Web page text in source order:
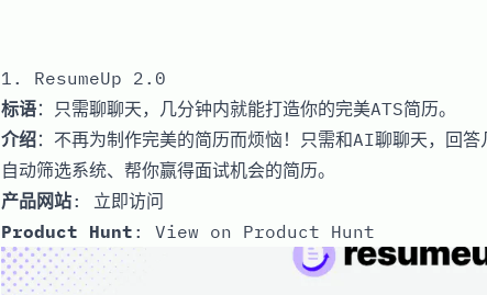
1. ResumeUp 2.0
标语：只需聊聊天，几分钟内就能打造你的完美ATS简历。
介绍：不再为制作完美的简历而烦恼！只需和AI聊聊天，回
自动筛选系统、帮你赢得面试机会的简历。
产品网站: 立即访问
Product Hunt : View on Product Hunt